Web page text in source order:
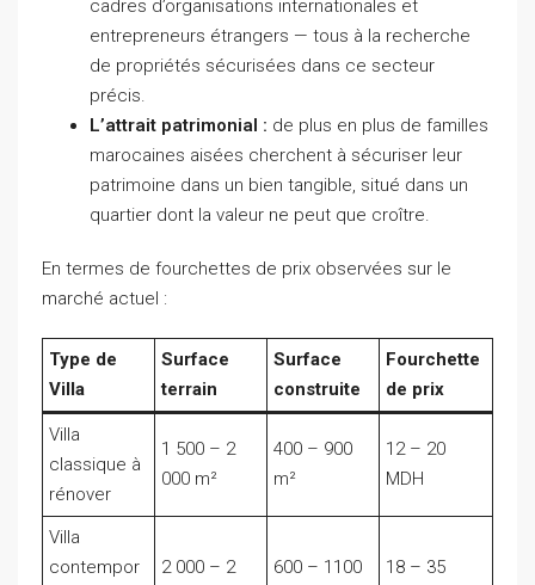
cadres d’organisations internationales et
entrepreneurs étrangers — tous à la recherche
de propriétés sécurisées dans ce secteur
précis.
L’attrait patrimonial : de plus en plus de familles
marocaines aisées cherchent à sécuriser leur
patrimoine dans un bien tangible, situé dans un
quartier dont la valeur ne peut que croître.
En termes de fourchettes de prix observées sur le
marché actuel :
Type de
Villa
Surface
terrain
Surface
construite
Fourchette
de prix
Villa
classique à
rénover
1 500 – 2
000 m²
400 – 900
m²
12 – 20
MDH
Villa
contempor
2 000 – 2
600 – 1100
18 – 35